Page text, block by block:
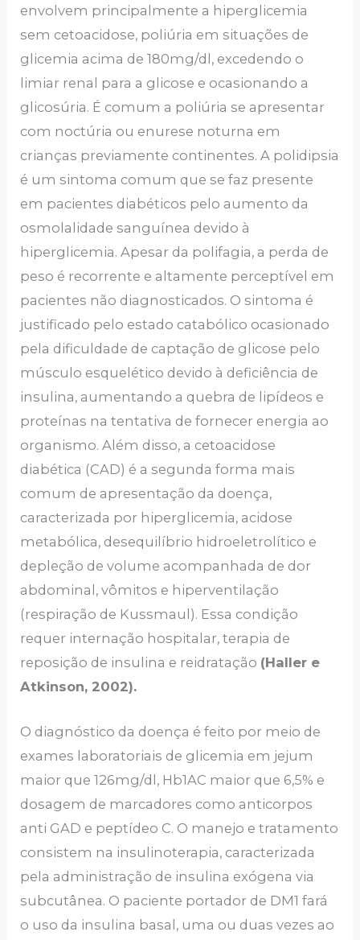
envolvem principalmente a hiperglicemia
sem cetoacidose, poliúria em situações de
glicemia acima de 180mg/dl, excedendo o
limiar renal para a glicose e ocasionando a
glicosúria. É comum a poliúria se apresentar
com noctúria ou enurese noturna em
crianças previamente continentes. A polidipsia
é um sintoma comum que se faz presente
em pacientes diabéticos pelo aumento da
osmolalidade sanguínea devido à
hiperglicemia. Apesar da polifagia, a perda de
peso é recorrente e altamente perceptível em
pacientes não diagnosticados. O sintoma é
justificado pelo estado catabólico ocasionado
pela dificuldade de captação de glicose pelo
músculo esquelético devido à deficiência de
insulina, aumentando a quebra de lipídeos e
proteínas na tentativa de fornecer energia ao
organismo. Além disso, a cetoacidose
diabética (CAD) é a segunda forma mais
comum de apresentação da doença,
caracterizada por hiperglicemia, acidose
metabólica, desequilíbrio hidroeletrolítico e
depleção de volume acompanhada de dor
abdominal, vômitos e hiperventilação
(respiração de Kussmaul). Essa condição
requer internação hospitalar, terapia de
reposição de insulina e reidratação (Haller e
Atkinson, 2002).
O diagnóstico da doença é feito por meio de
exames laboratoriais de glicemia em jejum
maior que 126mg/dl, Hb1AC maior que 6,5% e
dosagem de marcadores como anticorpos
anti GAD e peptídeo C. O manejo e tratamento
consistem na insulinoterapia, caracterizada
pela administração de insulina exógena via
subcutânea. O paciente portador de DM1 fará
o uso da insulina basal, uma ou duas vezes ao